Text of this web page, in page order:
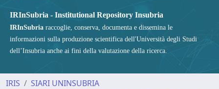
IRInSubria - Institutional Repository Insubria
IRInSubria raccoglie, conserva, documenta e dissemina le
informazioni sulla produzione scientifica dell'Università degli Studi
dell’Insubria anche ai fini della valutazione della ricerca.
IRIS
SIARI UNINSUBRIA